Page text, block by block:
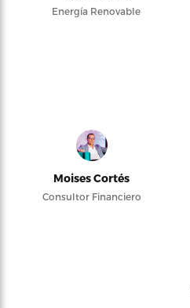
Energía Renovable
Moises Cortés
Consultor Financiero